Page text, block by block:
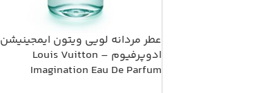
عطر مردانه لویی ویتون ایمجینیشن
ادوپرفیوم – Louis Vuitton
Imagination Eau De Parfum